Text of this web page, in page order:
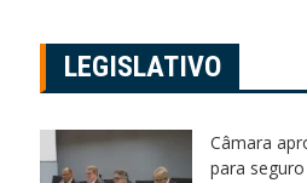
LEGISLATIVO
Câmara
para